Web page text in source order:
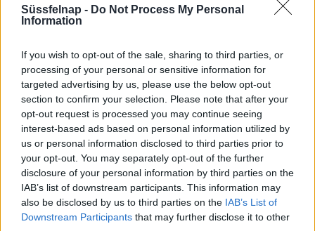
Süssfelnap - Do Not Process My Personal
Information
If you wish to opt-out of the sale, sharing to third parties, or
processing of your personal or sensitive information for
targeted advertising by us, please use the below opt-out
section to confirm your selection. Please note that after your
opt-out request is processed you may continue seeing
interest-based ads based on personal information utilized by
us or personal information disclosed to third parties prior to
your opt-out. You may separately opt-out of the further
disclosure of your personal information by third parties on the
IAB’s list of downstream participants. This information may
also be disclosed by us to third parties on the IAB’s List of
Downstream Participants that may further disclose it to other